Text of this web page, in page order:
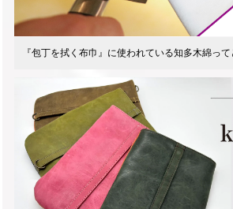
『包丁を拭く布巾』に使われている知多木綿って